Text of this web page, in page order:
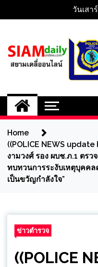
วันเสา
สยาม
Home
((POLICE NEWS update
งามวงศ์ รอง ผบช.ภ.1 ตรว
ทบทวนการระงับเหตุบุคค
เป็นขวัญกำลังใจ”
ข่าวตำรวจ
((POLICE